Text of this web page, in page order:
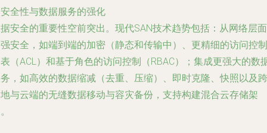
安全性与数据服务的强化
安全的重要性空前突出。现代SAN技术趋势包括：从网络层面
安全，如端到端的加密（静态和传输中）、更精细的访问控制
（ACL）和基于角色的访问控制（RBAC）；集成更强大的数
，如高效的数据缩减（去重、压缩）、即时克隆、快照以及跨
与云端的无缝数据移动与容灾备份，支持构建混合云存储架